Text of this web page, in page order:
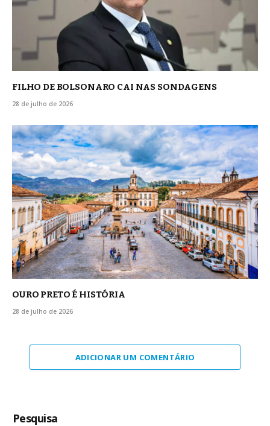
FILHO DE BOLSONARO CAI NAS SONDAGENS
28 de julho de 2026
OURO PRETO É HISTÓRIA
28 de julho de 2026
ADICIONAR UM COMENTÁRIO
Pesquisa